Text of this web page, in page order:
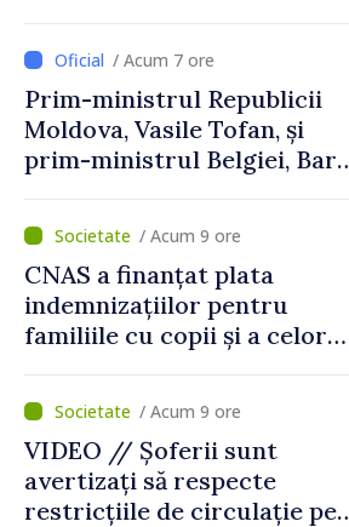
/ Acum 7 ore
Prim-ministrul Republicii
Moldova, Vasile Tofan, și
prim-ministrul Belgiei, Bart
despre parcursul european
al Republicii Moldova.
/ Acum 9 ore
CNAS a finanțat plata
indemnizațiilor pentru
familiile cu copii și a celor
temporară de muncă
/ Acum 9 ore
VIDEO // Șoferii sunt
avertizați să respecte
restricțiile de circulație pe